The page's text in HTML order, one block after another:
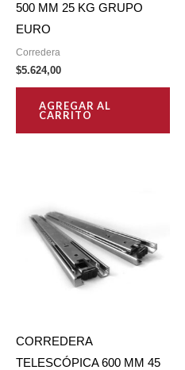
500 MM 25 KG GRUPO
EURO
Corredera
$5.624,00
AGREGAR AL
CARRITO
CORREDERA
TELESCÓPICA 600 MM 45